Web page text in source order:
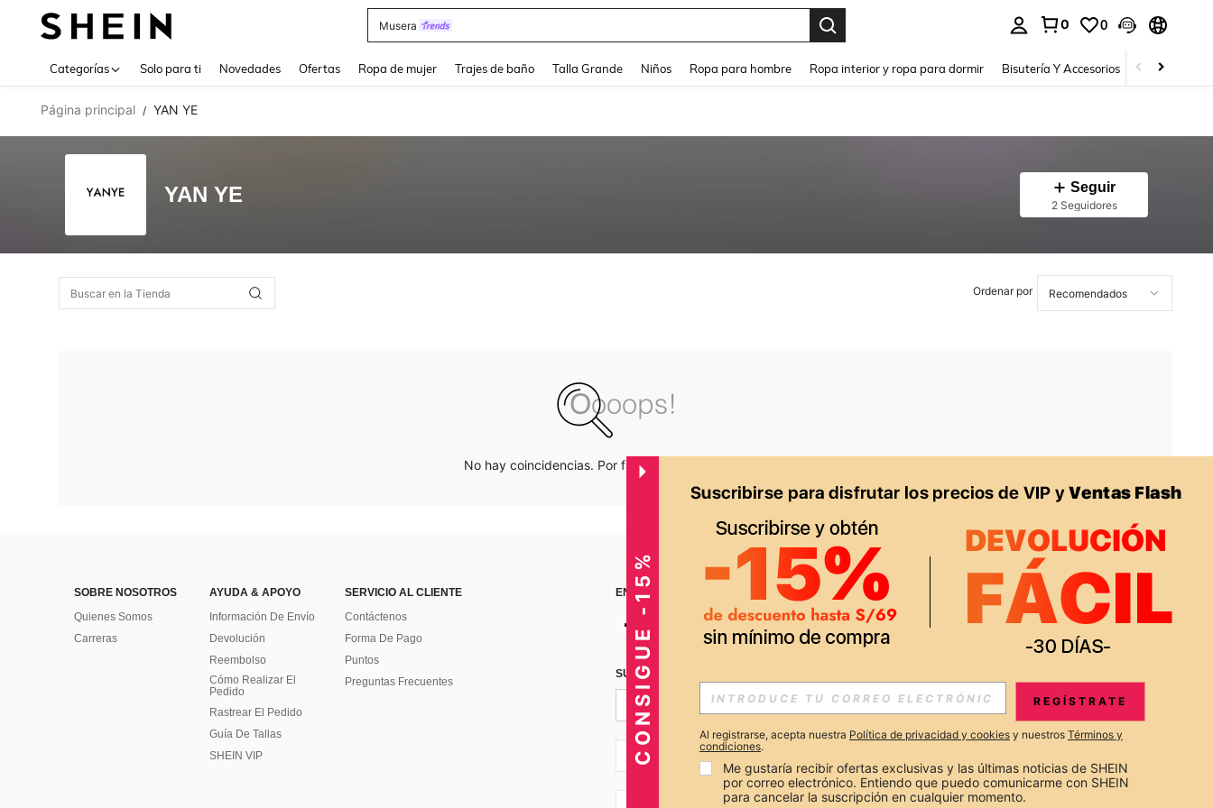
Musera
0 0
Categorías Solo para ti Novedades Ofertas Ropa de mujer Trajes de baño Talla Grande Niños Ropa para hombre Ropa interior y ropa para dormir Bisutería Y Accesorios Zapatos
Página principal / YAN YE
YAN YE Seguir
2 Seguidores
Ordenar por
No hay coincidencias. Por favor inténtalo de nuevo.
SOBRE NOSOTROS
Quienes Somos
Carreras
AYUDA & APOYO
Información De Envío
Devolución
Reembolso
Cómo Realizar El
Pedido
Rastrear El Pedido
Guía De Tallas
SHEIN VIP
SERVICIO AL CLIENTE
Contáctenos
Forma De Pago
Puntos
Preguntas Frecuentes
ENCUÉNTRANOS EN APP
SUSCRÍBETE PARA RECIBIR OFERTAS EXCLUSIVAS, PROMOCIONES Y NOTICIAS DE SHEIN
Suscribir
PE + 51
CONSIGUE -15% REGÍSTRATE
Al registrarse, acepta nuestra Política de privacidad y cookies y nuestros Términos y
condiciones.
Me gustaría recibir ofertas exclusivas y las últimas noticias de SHEIN
por correo electrónico. Entiendo que puedo comunicarme con SHEIN
para cancelar la suscripción en cualquier momento.